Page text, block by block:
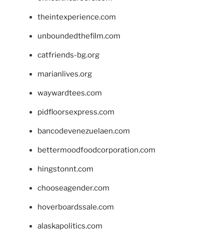
theintexperience.com
unboundedthefilm.com
catfriends-bg.org
marianlives.org
waywardtees.com
pidfloorsexpress.com
bancodevenezuelaen.com
bettermoodfoodcorporation.com
hingstonnt.com
chooseagender.com
hoverboardssale.com
alaskapolitics.com